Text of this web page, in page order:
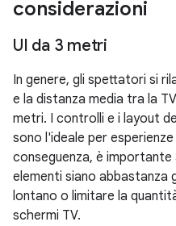
considerazioni
UI da 3 metri
In genere, gli spettatori si
e la distanza media tra la
metri. I controlli e i layout
sono l'ideale per
conseguenza, è
elementi siano abbastanza
lontano o limitare la
schermi TV.